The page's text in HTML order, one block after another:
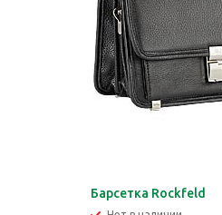
Барсетка Rockfeld